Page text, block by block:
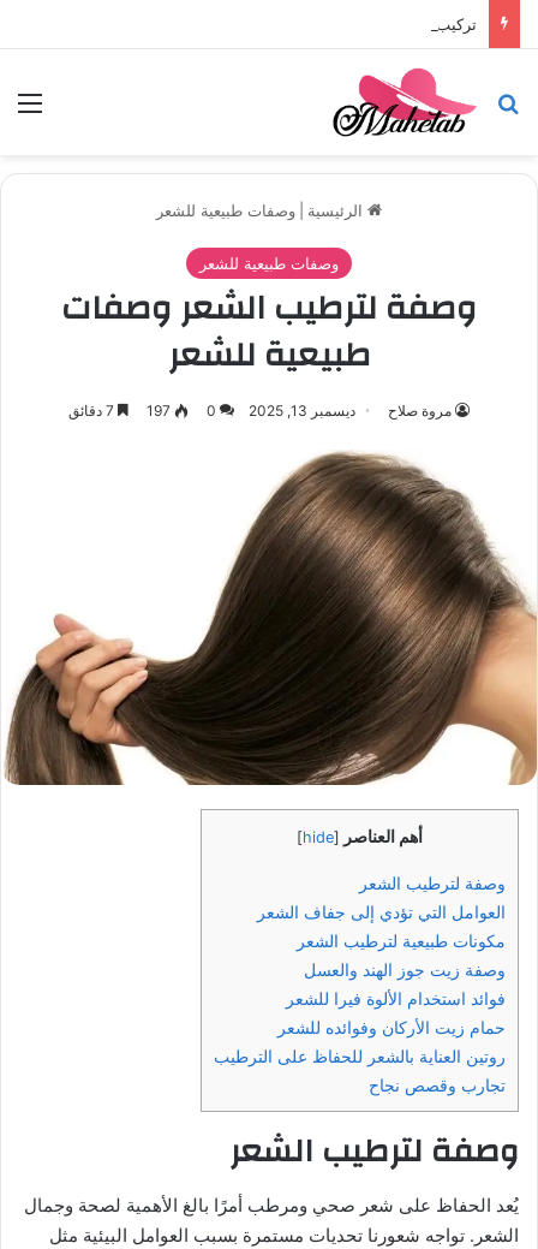
تركيب باركيه في أبوظبي
بحث عن
الرئيسية وصفات طبيعية للشعر
وصفات طبيعية للشعر
وصفة لترطيب الشعر وصفات
طبيعية للشعر
مروة صلاح ديسمبر 13, 2025 0
197
أهم العناصر [
hide
]
وصفة لترطيب الشعر
العوامل التي تؤدي إلى جفاف الشعر
مكونات طبيعية لترطيب الشعر
وصفة زيت جوز الهند والعسل
فوائد استخدام الألوة فيرا للشعر
حمام زيت الأركان وفوائده للشعر
روتين العناية بالشعر للحفاظ على الترطيب
تجارب وقصص نجاح
وصفة لترطيب الشعر
يُعد الحفاظ على شعر صحي ومرطب أمرًا بالغ الأهمية لصحة وجمال
الشعر. تواجه شعورنا تحديات مستمرة بسبب العوامل البيئية مثل